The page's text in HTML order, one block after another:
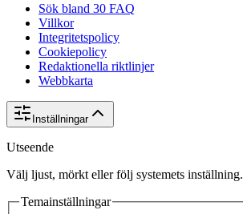
Sök bland 30 FAQ
Villkor
Integritetspolicy
Cookiepolicy
Redaktionella riktlinjer
Webbkarta
Inställningar
Utseende
Välj ljust, mörkt eller följ systemets inställning.
Temainställningar